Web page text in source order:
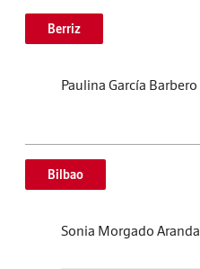
Berriz
Paulina García Barbero
Bilbao
Sonia Morgado Aranda